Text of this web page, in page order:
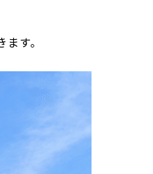
す。